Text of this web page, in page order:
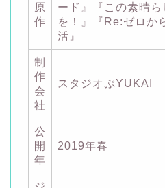
原
作
ード』『この素晴
を！』『Re:ゼロか
活』
制
作
会
社
スタジオぷYUKAI
公
開
年
2019年春